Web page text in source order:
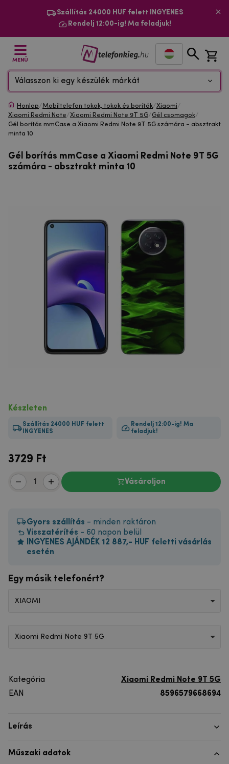
Szállítás 24000 HUF felett INGYENES
Rendelj 12:00-ig! Ma feladjuk!
MENÜ
Válasszon ki egy készülék márkát
Honlap/Mobiltelefon tokok, tokok és borítók/Xiaomi/
Xiaomi Redmi Note/Xiaomi Redmi Note 9T 5G/Gél csomagok/
Gél borítás mmCase a Xiaomi Redmi Note 9T 5G számára - absztrakt
minta 10
Gél borítás mmCase a Xiaomi Redmi Note 9T 5G
számára - absztrakt minta 10
Készleten
Szállítás 24000 HUF felett
INGYENES
Rendelj 12:00-ig! Ma
feladjuk!
3729 Ft
Vásároljon
Gyors szállítás - minden raktáron
Visszatérítés - 60 napon belül
INGYENES AJÁNDÉK 12 887,- HUF feletti vásárlás
esetén
Egy másik telefonért?
XIAOMI
Xiaomi Redmi Note 9T 5G
Kategória
Xiaomi Redmi Note 9T 5G
EAN
8596579668694
Leírás
Műszaki adatok